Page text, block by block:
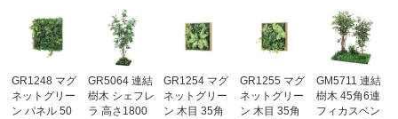
GR1248 マグ
ネットグリー
ン パネル 50
GR5064 連結
樹木 シェフレ
ラ 高さ1800
GR1254 マグ
ネットグリー
ン 木目 35角
GR1255 マグ
ネットグリー
ン 木目 35角
GM5711 連結
樹木 45角6連
フィカスベン